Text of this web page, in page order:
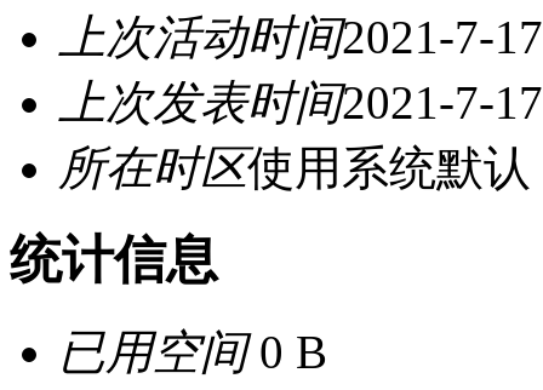
上次活动时间2021-7-
上次发表时间2021-7-
所在时区使用系统默认
统计信息
已用空间0 B